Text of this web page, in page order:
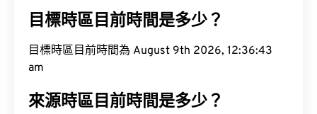
目標時區目前時間是多少？
目標時區目前時間為 August 9th 2026, 12:36:44
am
來源時區目前時間是多少？